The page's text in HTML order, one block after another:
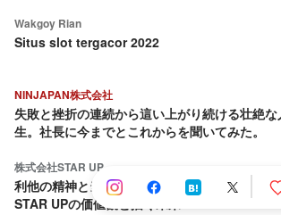
Wakgoy Rian
Situs slot tergacor 2022
NINJAPAN株式会社
失敗と挫折の連続から這い上がり続ける壮絶な
生。社長に今までとこれからを聞いてみた。
株式会社STAR UP
利他の精神と当事者意識：CPO池田八輝が語る
STAR UPの価値観と描く未来